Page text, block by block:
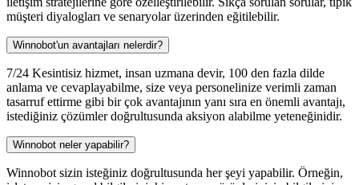
müşteri diyalogları ve senaryolar üzerinden eğitilebilir.
Winnobot'un avantajları nelerdir?
7/24 Kesintisiz hizmet, insan uzmana devir, 100 den fazla dilde
anlama ve cevaplayabilme, size veya personelinize verimli zaman
tasarruf ettirme gibi bir çok avantajının yanı sıra en önemli avantajı,
istediğiniz çözümler doğrultusunda aksiyon alabilme yeteneğinidir.
Winnobot neler yapabilir?
Winnobot sizin isteğiniz doğrultusunda her şeyi yapabilir. Örneğin,